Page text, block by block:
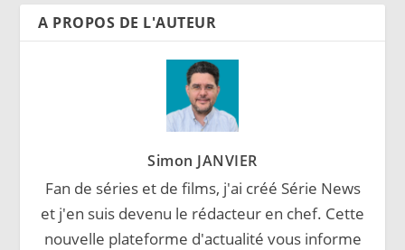
A PROPOS DE L'AUTEUR
Simon JANVIER
Fan de séries et de films, j'ai créé Série News
et j'en suis devenu le rédacteur en chef. Cette
nouvelle plateforme d'actualité vous informe